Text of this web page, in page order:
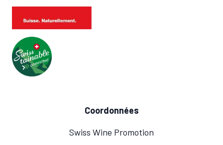
Coordonnées
Swiss Wine Promotion